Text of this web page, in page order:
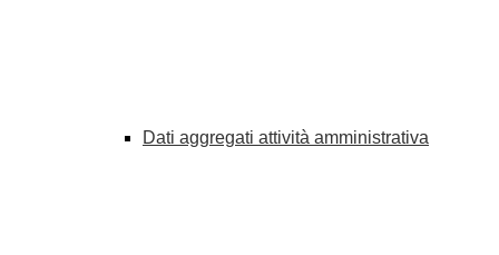
Dati aggregati attività amministrativa